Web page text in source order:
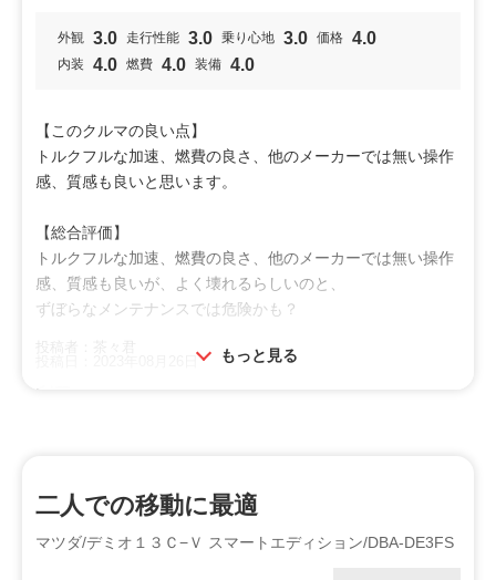
ていると思います。
す。リアシートをフラットに倒せるので、２人分のキャンプ
ギアも積めました。さすがに４人＋荷物は厳しいですが。う
ちは３人家族でまだ子どもが小さいため、今のところは荷物
った感じです。必要最低限といった感じで収納も少な目で、
高級感を狙った内装ではありません。その分、自分たちでカ
スタマイズする楽しみもありますよ。
体１８〜２０ｋｍ／Ｌをマークし、エアコン無しの高速巡行
で２４ｋｍ／Ｌを叩き出したことも。３代目よりも排気量が
ファミリーというよりも、１〜２人乗りで好きなように走り
たい方に向いている車です。
投稿者：龍之介466
外観 3.0 走行性能 3.0 乗り心地 3.0 価格 4.0
内装 4.0 燃費 4.0 装備 4.0
【このクルマの良い点】
トルクフルな加速、燃費の良さ、他のメーカーでは無い操作
感、質感も良いと思います。
【総合評価】
トルクフルな加速、燃費の良さ、他のメーカーでは無い操作
感、質感も良いが、よく壊れるらしいのと、
ずぼらなメンテナンスでは危険かも？
利用シーン
ビギナー 走り好き
もっと見る
二人での移動に最適
マツダ/デミオ１３Ｃ−Ｖ スマートエディション/DBA-DE3FS